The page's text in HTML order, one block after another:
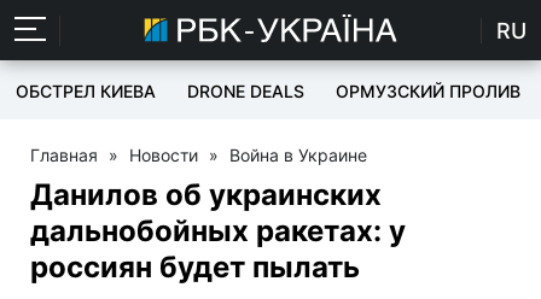
RU
ОБСТРЕЛ КИЕВА DRONE DEALS ОРМУЗСКИЙ ПРОЛИВ
Главная » Новости » Война в Украине
Данилов об украинских
дальнобойных ракетах: у
россиян будет пылать